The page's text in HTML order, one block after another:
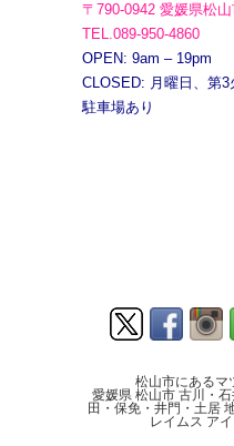
〒790-0942 愛媛県松
TEL.089-950-4860
OPEN: 9am – 19pm
CLOSED: 月曜日、第3
駐車場あり
松山市にあるマ
愛媛県 松山市 古川・
田・保免・井門・土居
レイムス ア